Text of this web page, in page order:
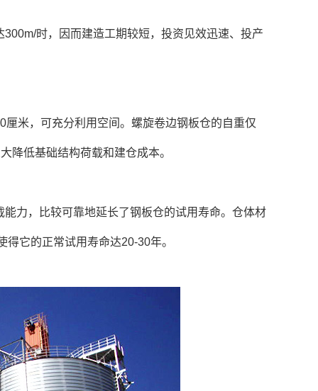
时，因而建造工期较短，投资见效迅速、投产
米，可充分利用空间。螺旋卷边钢板仓的自重仅
降低基础结构荷载和建仓成本。
力，比较可靠地延长了钢板仓的试用寿命。仓体材
它的正常试用寿命达20-30年。